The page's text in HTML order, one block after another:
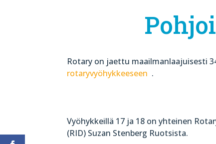
Rotary on jaettu maailmanlaajuisesti
rotaryvyöhykkeeseen .
Vyöhykkeillä 17 ja 18 on yhteinen
(RID) Suzan Stenberg Ruotsista.